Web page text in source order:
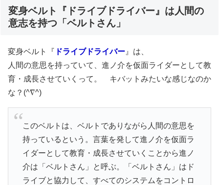
変身ベルト『ドライブドライバー』は人間の
意志を持つ「ベルトさん」
変身ベルト『 ドライブドライバー』は、
人間の意思を持っていて、進ノ介を仮面ライダーとして教
育・成長させていくって。 キバットみたいな感じなのか
な？(^∇^)
このベルトは、ベルトでありながら人間の意思を
持っているという。言葉を発して進ノ介を仮面ラ
イダーとして教育・成長させていくことから進ノ
介は「ベルトさん」と呼ぶ。「ベルトさん」はド
ライブと協力して、すべてのシステムをコントロ